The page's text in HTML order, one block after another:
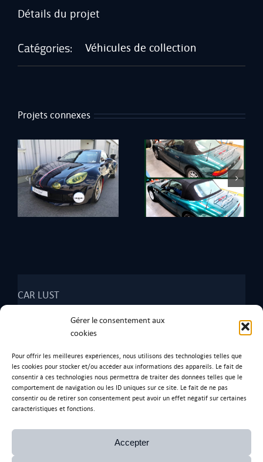
Gérer le consentement aux
cookies
Pour offrir les meilleures expériences, nous utilisons des technologies telles que
les cookies pour stocker et/ou accéder aux informations des appareils. Le fait de
consentir à ces technologies nous permettra de traiter des données telles que le
comportement de navigation ou les ID uniques sur ce site. Le fait de ne pas
consentir ou de retirer son consentement peut avoir un effet négatif sur certaines
caractéristiques et fonctions.
Accepter
Détails du projet
Catégories: Véhicules de collection
Projets connexes
Rénovation BMW Z3
1998
Mini Rénovation cuirs
CAR LUST
01390 Tramoyes.
Ancienne adresse